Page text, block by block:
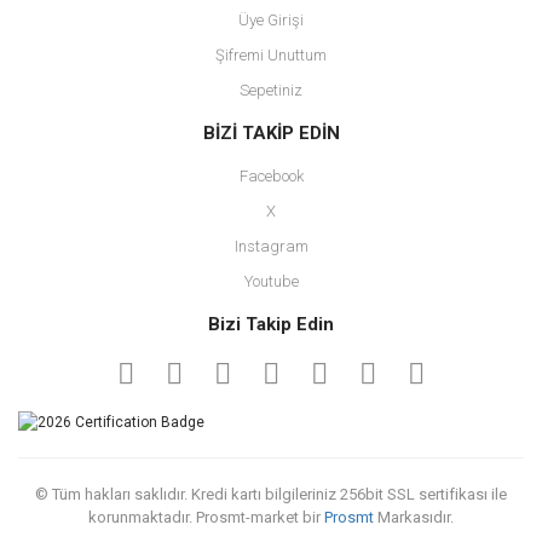
Üye Girişi
Şifremi Unuttum
Sepetiniz
BİZİ TAKİP EDİN
Facebook
X
Instagram
Youtube
Bizi Takip Edin
© Tüm hakları saklıdır. Kredi kartı bilgileriniz 256bit SSL sertifikası ile
korunmaktadır. Prosmt-market bir Prosmt Markasıdır.